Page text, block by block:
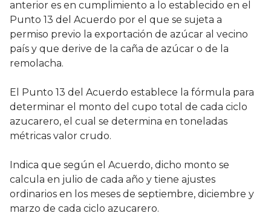
anterior es en cumplimiento a lo establecido en el
Punto 13 del Acuerdo por el que se sujeta a
permiso previo la exportación de azúcar al vecino
país y que derive de la caña de azúcar o de la
remolacha.
El Punto 13 del Acuerdo establece la fórmula para
determinar el monto del cupo total de cada ciclo
azucarero, el cual se determina en toneladas
métricas valor crudo.
Indica que según el Acuerdo, dicho monto se
calcula en julio de cada año y tiene ajustes
ordinarios en los meses de septiembre, diciembre y
marzo de cada ciclo azucarero.